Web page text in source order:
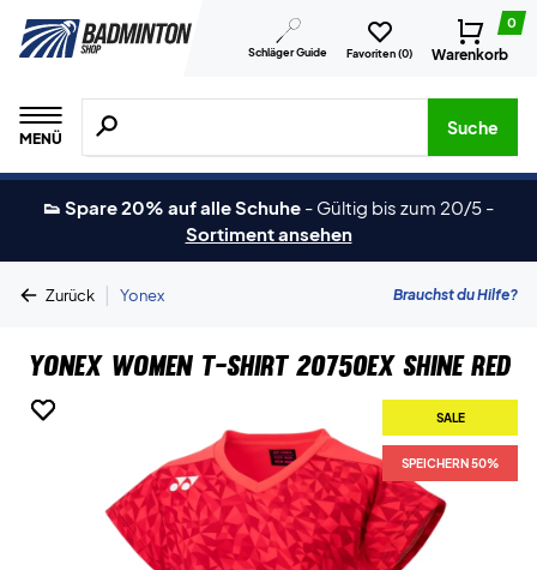
Schläger Guide Favoriten (0)
0
Warenkorb
MENÜ
Suche nach Produkten, Marken usw.
Suche
👟 Spare 20% auf alle Schuhe - Gültig bis zum 20/5 -
Sortiment ansehen
Zurück | Yonex Brauchst du Hilfe?
Yonex Women T-shirt 20750EX Shine Red
SALE
SPEICHERN 50%
SALE
SPEICHERN 50%